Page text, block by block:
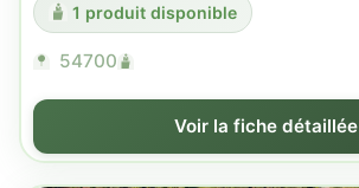
1 produit disponible
54700
Voir la fiche détaillée